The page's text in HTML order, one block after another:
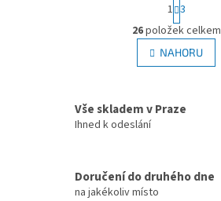
O
v
l
á
c
v
t
r
á
n
k
á
1 3
26položek celkem
NAHORU
Vše skladem v Praze
Ihned k odeslání
Doručení do druhého dne
na jakékoliv místo